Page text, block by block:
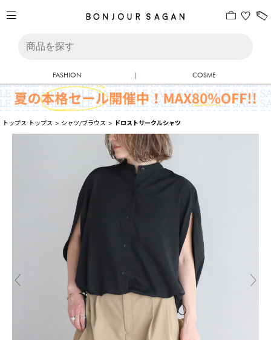
FASHION | COSME
トップス トップス > シャツ/ブラウス > ドロストサークルシャツ